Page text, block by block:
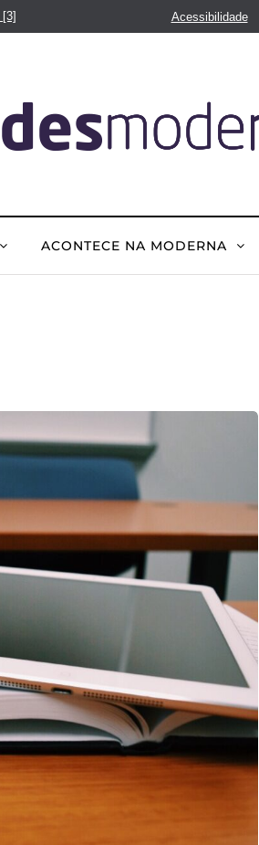
[3] Acessibilidade
ACONTECE NA MODERNA